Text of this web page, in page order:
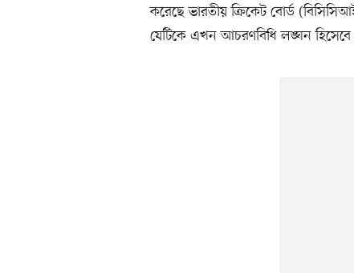
করেছে ভারতীয় ক্রিকেট বোর্ড
যেটিকে এখন আচরণবিধি লঙ্ঘন হিসেবে